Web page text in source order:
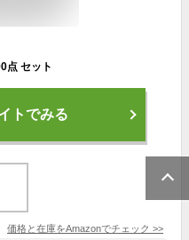
点 セット
トでみる
価格と在庫をAmazonでチェック >>